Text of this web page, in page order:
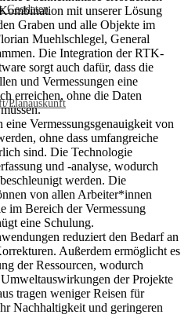
Geodaten
Planauskunft
mit unserer Lösung
Graben und alle Objekte im
Muehlschlegel, General
Die Integration der RTK-
sorgt auch dafür, dass die
und Vermessungen eine
erreichen, ohne die Daten
Vermessungsgenauigkeit von
ohne dass umfangreiche
sind. Die Technologie
und -analyse, wodurch
werden. Die
von allen Arbeiter*innen
im Bereich der Vermessung
eine Schulung.
reduziert den Bedarf an
Außerdem ermöglicht es
der Ressourcen, wodurch
der Projekte
tragen weniger Reisen für
Nachhaltigkeit und geringeren